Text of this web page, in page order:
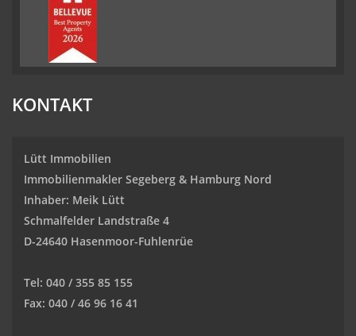
KONTAKT
Lütt Immobilien
Immobilienmakler Segeberg & Hamburg Nord
Inhaber: Meik Lütt
Schmalfelder Landstraße 4
D-24640 Hasenmoor-Fuhlenrüe
Tel: 040 / 355 85 155
Fax: 040 / 46 96 16 41